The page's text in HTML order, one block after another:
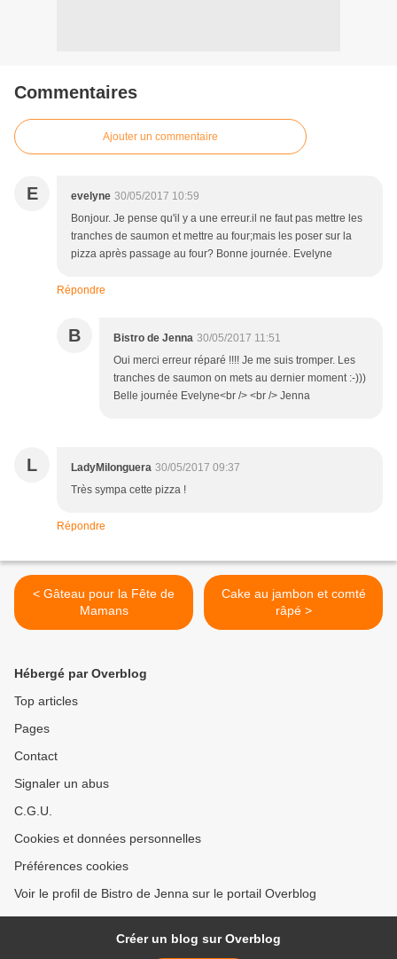
Commentaires
Ajouter un commentaire
E evelyne 30/05/2017 10:59
Bonjour. Je pense qu'il y a une erreur.il ne faut pas mettre les
tranches de saumon et mettre au four;mais les poser sur la
pizza après passage au four? Bonne journée. Evelyne
Répondre
B Bistro de Jenna 30/05/2017 11:51
Oui merci erreur réparé !!!! Je me suis tromper. Les
tranches de saumon on mets au dernier moment :-)))
Belle journée Evelyne<br /> <br /> Jenna
L LadyMilonguera 30/05/2017 09:37
Très sympa cette pizza !
Répondre
< Gâteau pour la Fête de
Mamans
Cake au jambon et comté
râpé >
Hébergé par Overblog
Top articles
Pages
Contact
Signaler un abus
C.G.U.
Cookies et données personnelles
Préférences cookies
Voir le profil de Bistro de Jenna sur le portail Overblog
Créer un blog sur Overblog